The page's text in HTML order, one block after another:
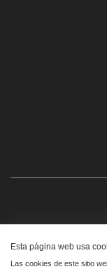
Esta página web usa
Las cookies de este sitio